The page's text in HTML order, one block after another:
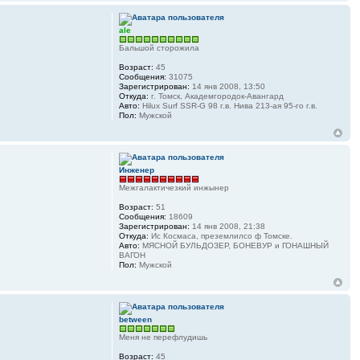
ale
Бальшой сторожила
Возраст: 45
Сообщения: 31075
Зарегистрирован: 14 янв 2008, 13:50
Откуда: г. Томск, Академгородок-Авангард
Авто: Hilux Surf SSR-G 98 г.в. Нива 213-ая 95-го г.в.
Пол: Мужской
Инженер
Межгалактичезкий инжынер
Возраст: 51
Сообщения: 18609
Зарегистрирован: 14 янв 2008, 21:38
Откуда: Ис Космаса, преземлилсо ф Томске.
Авто: МЯСНОЙ БУЛЬДОЗЕР, БОНЕВУР и ГОНАШНЫЙ
ВАГОН
Пол: Мужской
between
Меня не перефлудишь
Возраст: 45